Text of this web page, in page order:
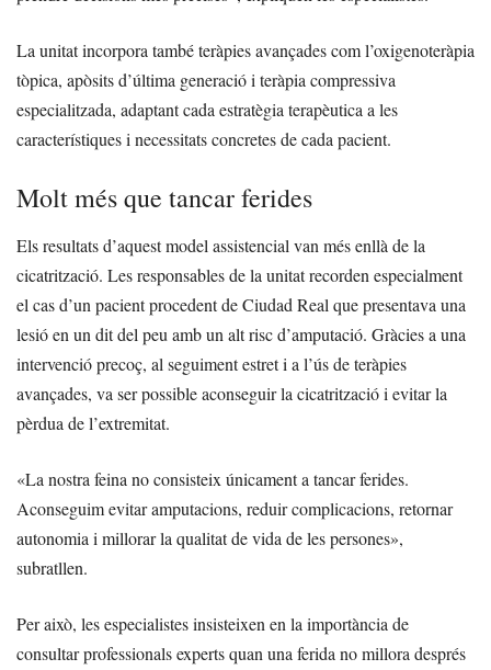
La unitat incorpora també teràpies avançades com l’oxigenoteràpia
tòpica, apòsits d’última generació i teràpia compressiva
especialitzada, adaptant cada estratègia terapèutica a les
característiques i necessitats concretes de cada pacient.
Molt més que tancar ferides
Els resultats d’aquest model assistencial van més enllà de la
cicatrització. Les responsables de la unitat recorden especialment
el cas d’un pacient procedent de Ciudad Real que presentava una
lesió en un dit del peu amb un alt risc d’amputació. Gràcies a una
intervenció precoç, al seguiment estret i a l’ús de teràpies
avançades, va ser possible aconseguir la cicatrització i evitar la
pèrdua de l’extremitat.
«La nostra feina no consisteix únicament a tancar ferides.
Aconseguim evitar amputacions, reduir complicacions, retornar
autonomia i millorar la qualitat de vida de les persones»,
subratllen.
Per això, les especialistes insisteixen en la importància de
consultar professionals experts quan una ferida no millora després